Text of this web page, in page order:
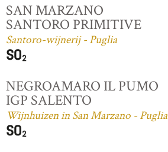
SAN MARZANO
SANTORO PRIMITIVE
Santoro-wijnerij - Puglia
NEGROAMARO IL PUMO
IGP SALENTO
Wijnhuizen in San Marzano - Puglia